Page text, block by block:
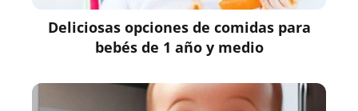
Deliciosas opciones de comidas para
bebés de 1 año y medio